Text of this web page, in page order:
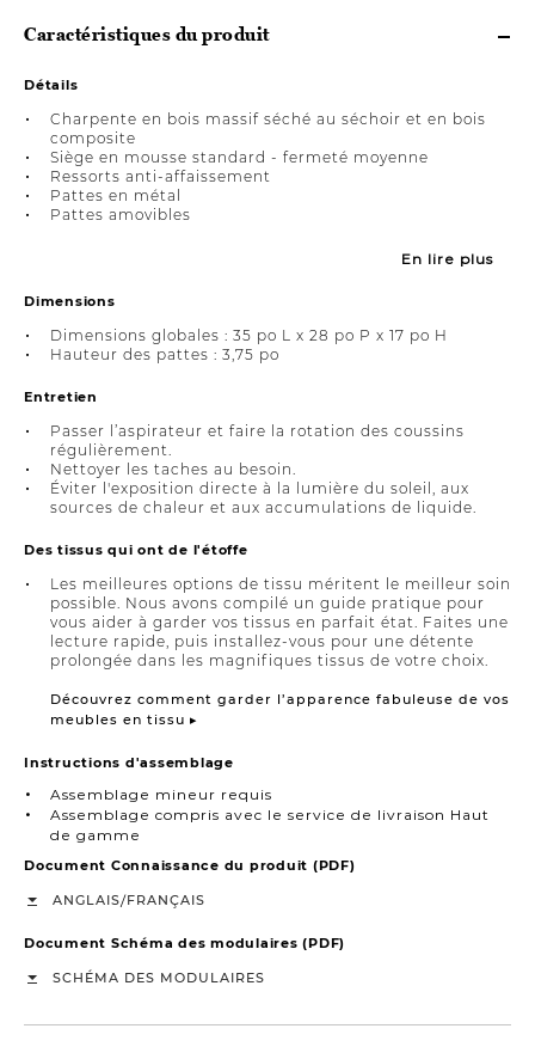
Caractéristiques du produit
Détails
Charpente en bois massif séché au séchoir et en bois
composite
Siège en mousse standard - fermeté moyenne
Ressorts anti-affaissement
Pattes en métal
Pattes amovibles
En lire plus
Dimensions
Dimensions globales : 35 po L x 28 po P x 17 po H
Hauteur des pattes : 3,75 po
Entretien
Passer l’aspirateur et faire la rotation des coussins
régulièrement.
Nettoyer les taches au besoin.
Éviter l'exposition directe à la lumière du soleil, aux
sources de chaleur et aux accumulations de liquide.
Des tissus qui ont de l'étoffe
Les meilleures options de tissu méritent le meilleur soin
possible. Nous avons compilé un guide pratique pour
vous aider à garder vos tissus en parfait état. Faites une
lecture rapide, puis installez-vous pour une détente
prolongée dans les magnifiques tissus de votre choix.
Découvrez comment garder l’apparence fabuleuse de vos
meubles en tissu ▸
Instructions d'assemblage
Assemblage mineur requis
Assemblage compris avec le service de livraison Haut
de gamme
Document Connaissance du produit (PDF)
ANGLAIS/FRANÇAIS
Document Schéma des modulaires (PDF)
SCHÉMA DES MODULAIRES